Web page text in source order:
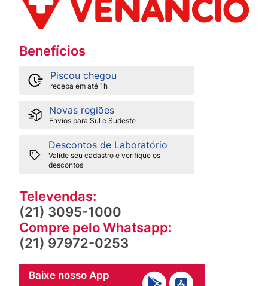
Benefícios
Piscou chegou
receba em até 1h
Novas regiões
Envios para Sul e Sudeste
Descontos de Laboratório
Valide seu cadastro e verifique os
descontos
Televendas:
(21) 3095-1000
Compre pelo Whatsapp:
(21) 97972-0253
Baixe nosso App